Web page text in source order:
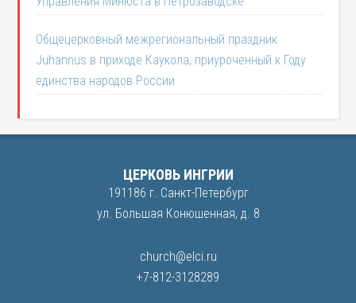
Общецерковный межрегиональный праздник
Juhannus в приходе Каукола, приуроченный к Году
единства народов России
ЦЕРКОВЬ ИНГРИИ
191186 г. Санкт-Петербург
ул. Большая Конюшенная, д. 8
church@elci.ru
+7-812-3128289